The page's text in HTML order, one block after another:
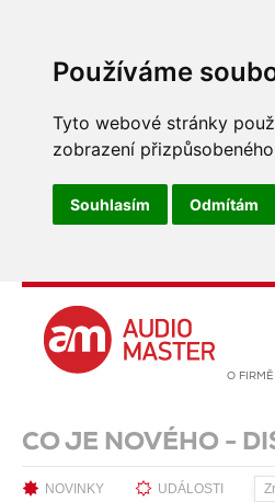
Používáme
Tyto webové stránky
zobrazení
Souhlasím Odmítám
CO JE NOVÉHO -
NOVINKY UDÁLOSTI
O FIRMĚ